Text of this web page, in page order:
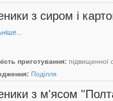
з сиром і
приготування: підвищенної
Поділля
з м'ясом